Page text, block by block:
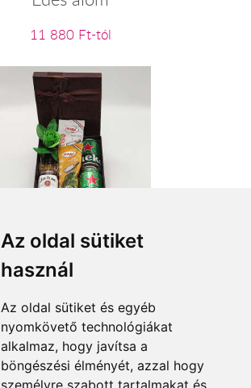
Az oldal sütiket
használ
Az oldal sütiket és egyéb
nyomkövető technológiákat
alkalmaz, hogy javítsa a
böngészési élményét, azzal hogy
személyre szabott tartalmakat és
11 880 Ft-tól
Énidő
18 800 Ft-tól
Elfogadott fizetési módok